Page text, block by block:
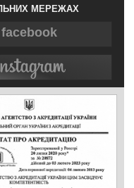
МЕРЕЖАХ
facebook